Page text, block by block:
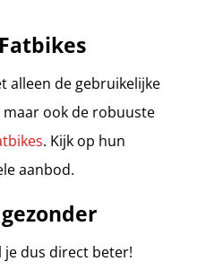
alleen de gebruikelijke
ook de robuuste
. Kijk op hun
aanbod.
je dus direct beter!